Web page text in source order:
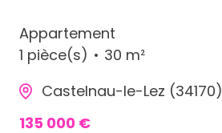
Appartement
1 pièce(s)
30 m²
Castelnau-le-Lez (34170)
135 000 €